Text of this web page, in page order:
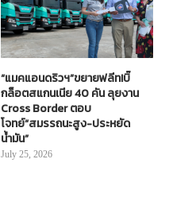
“แมคแอนดริวฯ”ขยายฟลีท!บิ๊
กล็อตสแกนเนีย 40 คัน ลุยงาน
Cross Border ตอบ
โจทย์“สมรรถนะสูง-ประหยัด
น้ำมัน”
July 25, 2026